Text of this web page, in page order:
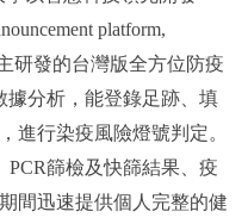
platform,
研發的台灣版全方位防疫
據分析，能登錄足跡、填
進行染疫風險燈號判定。
PCR篩檢及快篩結果、疫
間迅速提供個人完整的健